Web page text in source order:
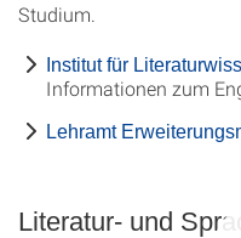
Studium.
Institut für
Informationen zum
Lehramt
Literatur- und